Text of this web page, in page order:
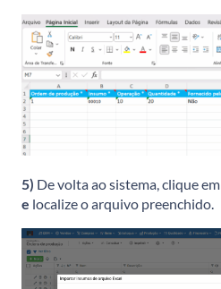
5) De volta ao sistema, clique em
e localize o arquivo preenchido.